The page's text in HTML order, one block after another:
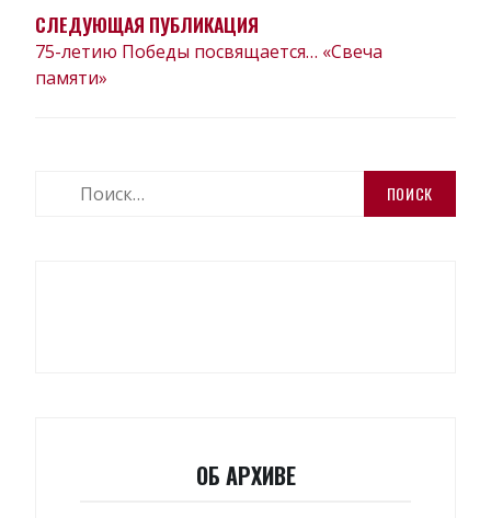
СЛЕДУЮЩАЯ ПУБЛИКАЦИЯ
75-летию Победы посвящается… «Свеча
памяти»
ОБ АРХИВЕ